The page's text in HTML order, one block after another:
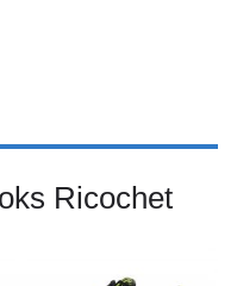
Ricochet